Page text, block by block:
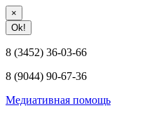
×
Ok!
8 (3452) 36-03-66
8 (9044) 90-67-36
Медиативная помощь